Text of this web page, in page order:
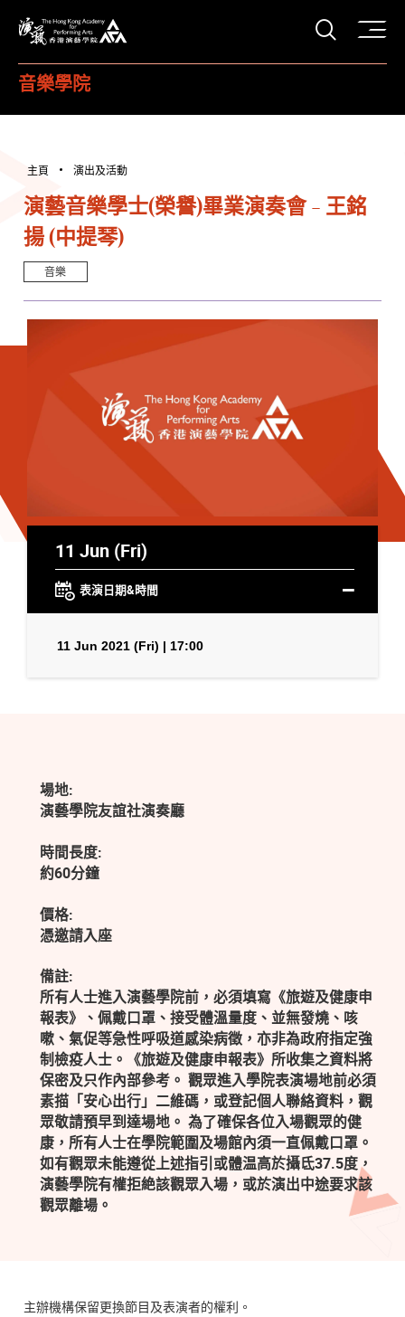
打開
音樂學院
主頁 演出及活動
演藝音樂學士(榮譽)畢業演奏會 - 王銘
揚 (中提琴)
音樂
11 Jun (Fri)
表演日期&時間
11 Jun 2021 (Fri) | 17:00
場地:
演藝學院友誼社演奏廳
時間長度:
約60分鐘
價格:
憑邀請入座
備註:
所有人士進入演藝學院前，必須填寫《旅遊及健康申
報表》、佩戴口罩、接受體溫量度、並無發燒、咳
嗽、氣促等急性呼吸道感染病徵，亦非為政府指定強
制檢疫人士。《旅遊及健康申報表》所收集之資料將
保密及只作內部參考。 觀眾進入學院表演場地前必須
素描「安心出行」二維碼，或登記個人聯絡資料，觀
眾敬請預早到達場地。 為了確保各位入場觀眾的健
康，所有人士在學院範圍及場館內須一直佩戴口罩。
如有觀眾未能遵從上述指引或體温高於攝氐37.5度，
演藝學院有權拒絶該觀眾入場，或於演出中途要求該
觀眾離場。
主辦機構保留更換節目及表演者的權利。